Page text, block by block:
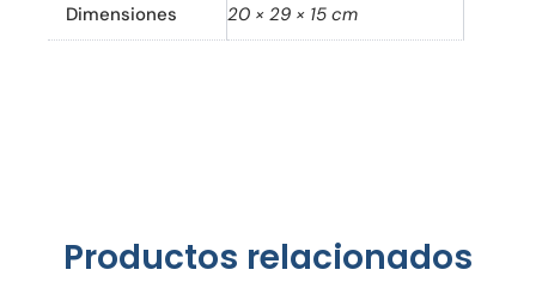
Dimensiones 20 × 29 × 15 cm
Productos relacionados